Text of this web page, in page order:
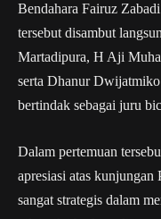
Bendahara Fairuz
tersebut disambut
Martadipura, H Aji
serta Dhanur
bertindak sebagai juru
Dalam pertemuan
apresiasi atas
sangat strategis dalam